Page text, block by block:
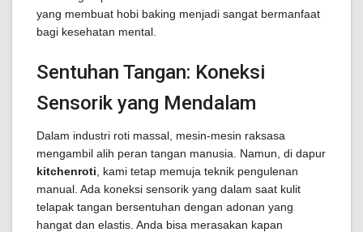
yang membuat hobi baking menjadi sangat bermanfaat
bagi kesehatan mental.
Sentuhan Tangan: Koneksi
Sensorik yang Mendalam
Dalam industri roti massal, mesin-mesin raksasa
mengambil alih peran tangan manusia. Namun, di dapur
kitchenroti , kami tetap memuja teknik pengulenan
manual. Ada koneksi sensorik yang dalam saat kulit
telapak tangan bersentuhan dengan adonan yang
hangat dan elastis. Anda bisa merasakan kapan